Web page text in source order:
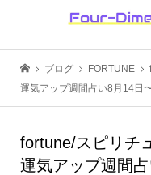
ブログ FORTUNE
運気アップ週間占い8月14日
fortune/スピリチ
運気アップ週間